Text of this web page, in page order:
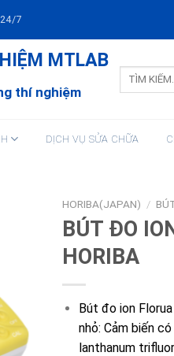
24/7
MTLAB
thí nghiệm
Tìm
DỊCH VỤ SỬA CHỮA
HORIBA(JAPAN) /
BÚT ĐO
HORIBA
Bút đo ion
nhỏ: Cảm biến
lanthanum